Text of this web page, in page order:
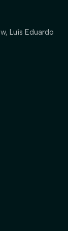
Luís Eduardo